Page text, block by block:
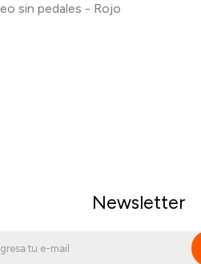
sin pedales - Rojo
Newsletter